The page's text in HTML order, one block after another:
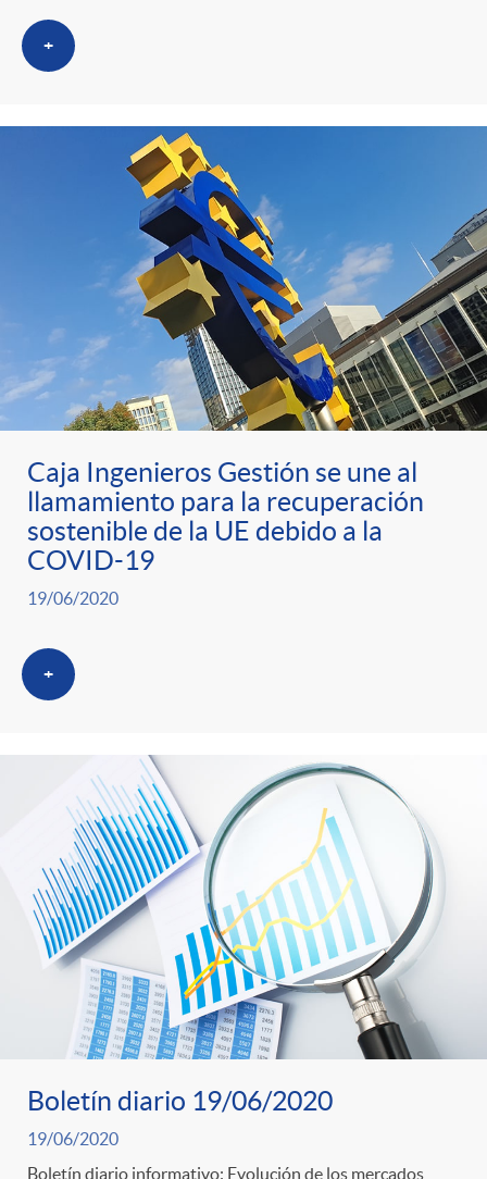
+
Caja Ingenieros Gestión se une al
llamamiento para la recuperación
sostenible de la UE debido a la
COVID-19
19/06/2020
+
Boletín diario 19/06/2020
19/06/2020
Boletín diario informativo: Evolución de los mercados